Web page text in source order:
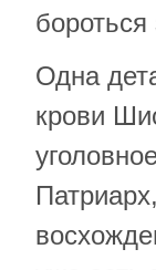
Одна
крови